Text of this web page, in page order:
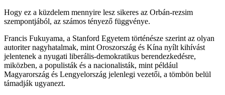
Hogy ez a küzdelem mennyire lesz sikeres az Orbán-rezsim
szempontjából, az számos tényező függvénye.
Francis Fukuyama, a Stanford Egyetem történésze szerint az olyan
autoriter nagyhatalmak, mint Oroszország és Kína nyílt kihívást
jelentenek a nyugati liberális-demokratikus berendezkedésre,
miközben, a populisták és a nacionalisták, mint például
Magyarország és Lengyelország jelenlegi vezetői, a tömbön belül
támadják ugyanezt.